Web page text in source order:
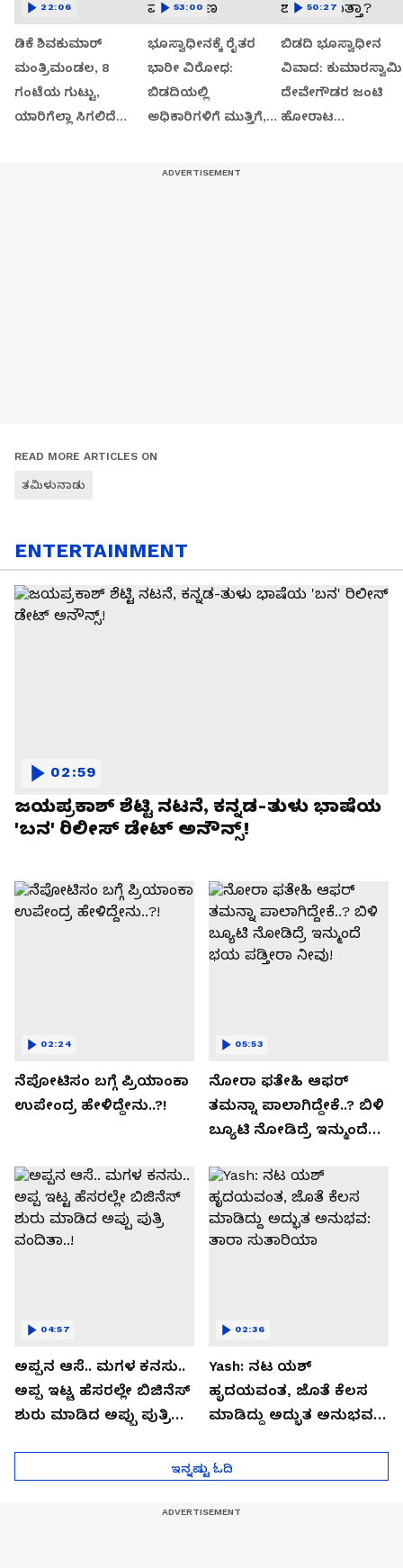
ಡಿಕೆ ಶಿವಕುಮಾರ್
ಮಂತ್ರಿಮಂಡಲ, 8
ಗಂಟೆಯ ಗುಟ್ಟು,
ಯಾರಿಗೆಲ್ಲಾ ಸಿಗಲಿದೆ
22:06
ಭೂಸ್ವಾಧೀನಕ್ಕೆ ರೈತರ
ಭಾರೀ ವಿರೋಧ:
ಬಿಡದಿಯಲ್ಲಿ
ಅಧಿಕಾರಿಗಳಿಗೆ ಮುತ್ತಿಗೆ,
53:00
ಬಿಡದಿ ಭೂಸ್ವಾಧೀನ
ವಿವಾದ:
ದೇವೇಗೌಡರ ಜಂಟಿ
ಹೋರಾಟ
50:27
READ MORE ARTICLES ON
ತಮಿಳುನಾಡು
ENTERTAINMENT
ಜಯಪ್ರಕಾಶ್ ಶೆಟ್ಟಿ ನಟನೆ, ಕನ್ನಡ-ತುಳು ಭಾಷೆಯ
'ಬನ' ರಿಲೀಸ್ ಡೇಟ್ ಅನೌನ್ಸ್!
02:59
ನೆಪೋಟಿಸಂ ಬಗ್ಗೆ ಪ್ರಿಯಾಂಕಾ
ಉಪೇಂದ್ರ ಹೇಳಿದ್ದೇನು..?!
02:24
ನೋರಾ ಫತೇಹಿ ಆಫರ್​
ತಮನ್ನಾ ಪಾಲಾಗಿದ್ದೇಕೆ..? ಬಿಳಿ
ಬ್ಯೂಟಿ ನೋಡಿದ್ರೆ ಇನ್ಮುಂದೆ
05:53
ಅಪ್ಪನ ಆಸೆ.. ಮಗಳ ಕನಸು..
ಅಪ್ಪ ಇಟ್ಟ ಹೆಸರಲ್ಲೇ ಬಿಜಿನೆಸ್​
ಶುರು ಮಾಡಿದ ಅಪ್ಪು ಪುತ್ರಿ
04:57
Yash: ನಟ ಯಶ್​
ಹೃದಯವಂತ, ಜೊತೆ ಕೆಲಸ
ಮಾಡಿದ್ದು ಅದ್ಭುತ ಅನುಭವ:
02:36
ಇನ್ನಷ್ಟು ಓದಿ